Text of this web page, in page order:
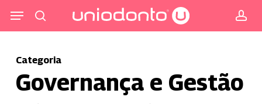
para
conteúdo
principal
Menu
Categoria
Governança e Gestão